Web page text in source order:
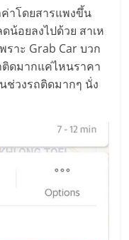
ค่าโดยสารแพงขึ้น
น้อยลงไปด้วย สาเห
ราะ Grab Car บวก
ติดมากแค่ไหนราคา
ช่วงรถติดมากๆ นั่ง